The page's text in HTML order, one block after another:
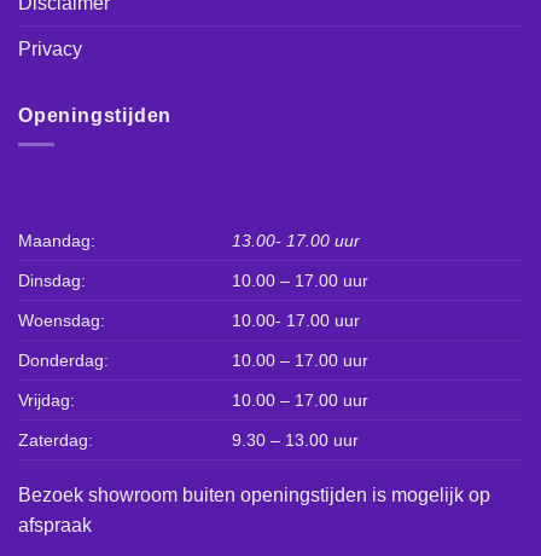
Privacy
Openingstijden
Maandag: 13.00- 17.00 uur
Dinsdag: 10.00 – 17.00 uur
Woensdag: 10.00- 17.00 uur
Donderdag: 10.00 – 17.00 uur
Vrijdag: 10.00 – 17.00 uur
Zaterdag: 9.30 – 13.00 uur
Bezoek showroom buiten openingstijden is mogelijk op
afspraak